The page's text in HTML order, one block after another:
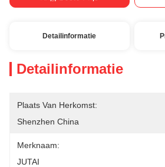
Detailinformatie
Detailinformatie
Plaats Van Herkomst:
Shenzhen China
Merknaam:
JUTAI